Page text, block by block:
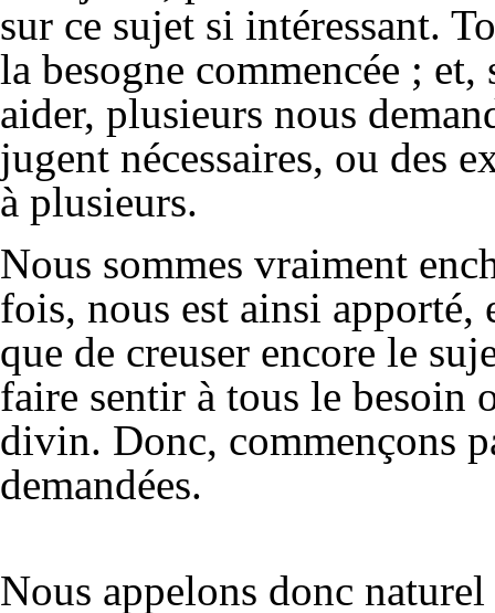
sur ce sujet si intéressant.
la besogne commencée ;
aider, plusieurs nous
jugent nécessaires, ou des
à plusieurs.
Nous sommes vraiment
fois, nous est ainsi apporté,
que de creuser encore le
faire sentir à tous le besoin
divin. Donc, commençons
demandées.
Nous appelons donc